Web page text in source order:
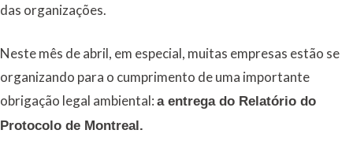
das organizações.
Neste mês de abril, em especial, muitas empresas estão se
organizando para o cumprimento de uma importante
obrigação legal ambiental: a entrega do Relatório do
Protocolo de Montreal.